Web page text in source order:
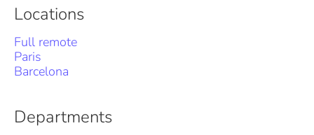
Locations
Full remote
Paris
Barcelona
Departments